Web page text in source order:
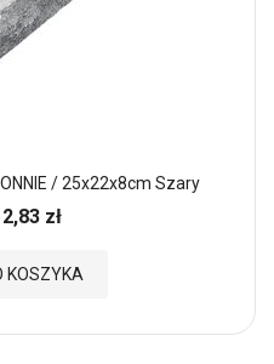
/ 25x22x8cm Szary
zł
KOSZYKA